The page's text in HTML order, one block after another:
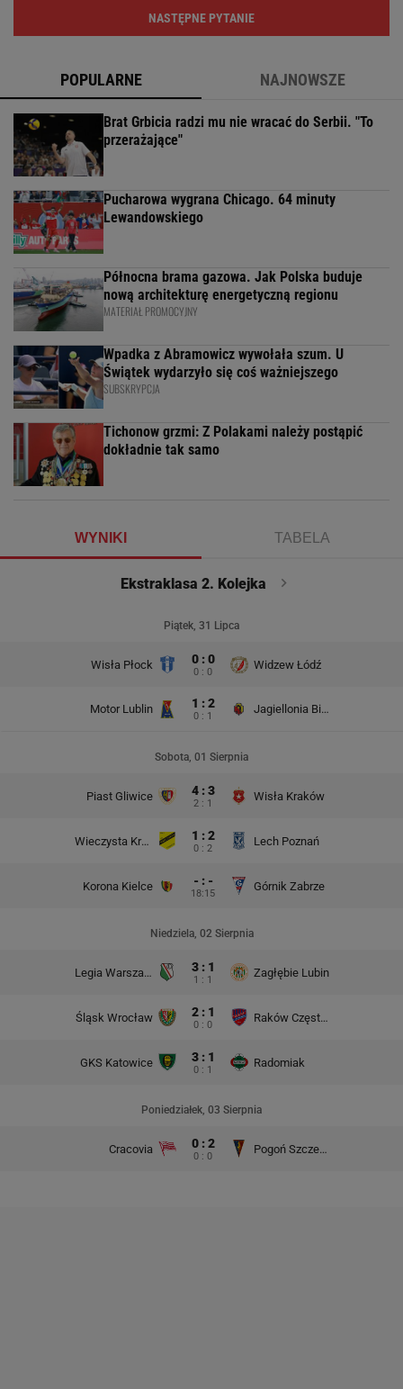
NASTĘPNE PYTANIE
POPULARNE NAJNOWSZE
Brat Grbicia radzi mu nie wracać do Serbii. "To
przerażające"
Pucharowa wygrana Chicago. 64 minuty
Lewandowskiego
Północna brama gazowa. Jak Polska buduje
nową architekturę energetyczną regionu
MATERIAŁ PROMOCYJNY
Wpadka z Abramowicz wywołała szum. U
Świątek wydarzyło się coś ważniejszego
SUBSKRYPCJA
Tichonow grzmi: Z Polakami należy postąpić
dokładnie tak samo
WYNIKI TABELA
Ekstraklasa 2. Kolejka
Piątek, 31 Lipca
Wisła Płock 0 : 0
0 : 0
Widzew Łódź
Motor Lublin 1 : 2
0 : 1
Jagiellonia Białystok
Sobota, 01 Sierpnia
Piast Gliwice 4 : 3
2 : 1
Wisła Kraków
Wieczysta Kraków 1 : 2
0 : 2
Lech Poznań
Korona Kielce - : -
18:15
Górnik Zabrze
Niedziela, 02 Sierpnia
Legia Warszawa 3 : 1
1 : 1
Zagłębie Lubin
Śląsk Wrocław 2 : 1
0 : 0
Raków Częstochowa
GKS Katowice 3 : 1
0 : 1
Radomiak
Poniedziałek, 03 Sierpnia
Cracovia 0 : 2
0 : 0
Pogoń Szczecin